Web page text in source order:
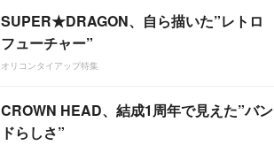
SUPER★DRAGON、自ら描いた”レトロ
フューチャー”
オリコンタイアップ特集
CROWN HEAD、結成1周年で見えた”バン
ドらしさ”